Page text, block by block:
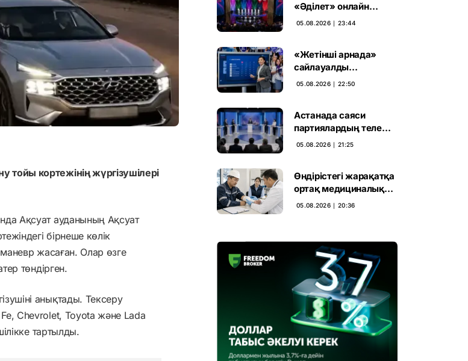
кортежінің жүргізушілері
Ақсуат ауданының Ақсуат
бірнеше көлік
маневр жасаған. Олар өзге
төндірген.
анықтады. Тексеру
Chevrolet, Toyota және Lada
тартылды.
«Әділет» онлайн
дауыс беруде алға
05.08.2026 ∣ 23:44
«Жетінші арнада»
сайлауалды
теледебаттың аралық
05.08.2026 ∣ 22:50
Астанада саяси
партиялардың теле
дебаты басталды
05.08.2026 ∣ 21:25
Өндірістегі жарақатқа
ортақ медициналық
талап енгізілмек
05.08.2026 ∣ 20:36